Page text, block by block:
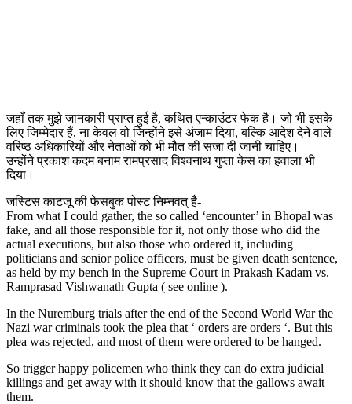
जहाँ तक मुझे जानकारी प्राप्त हुई है, कथित एन्काउंटर फेक है। जो भी इसके
लिए जिम्मेदार हैं, ना केवल वो जिन्होंने इसे अंजाम दिया, बल्कि आदेश देने वाले
वरिष्ठ अधिकारियों और नेताओं को भी मौत की सजा दी जानी चाहिए।
उन्होंने प्रकाश कदम बनाम रामप्रसाद विश्वनाथ गुप्ता केस का हवाला भी
दिया।
जस्टिस काटजू की फेसबुक पोस्ट निम्नवत् है-
From what I could gather, the so called ‘encounter’ in Bhopal was
fake, and all those responsible for it, not only those who did the
actual executions, but also those who ordered it, including
politicians and senior police officers, must be given death sentence,
as held by my bench in the Supreme Court in Prakash Kadam vs.
Ramprasad Vishwanath Gupta ( see online ).
In the Nuremburg trials after the end of the Second World War the
Nazi war criminals took the plea that ‘ orders are orders ‘. But this
plea was rejected, and most of them were ordered to be hanged.
So trigger happy policemen who think they can do extra judicial
killings and get away with it should know that the gallows await
them.